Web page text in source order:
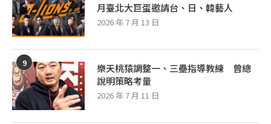
月臺北大巨蛋邀請台、日、韓藝人
2026 年 7 月 13 日
9
樂天桃猿調整一、三壘指導教練 曾總
說明策略考量
2026 年 7 月 11 日